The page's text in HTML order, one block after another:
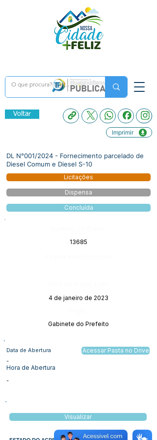
Voltar
Imprimir
DL N°001/2024 - Fornecimento parcelado de
Diesel Comum e Diesel S-10
Licitações
Dispensa
Concluída
13685
4 de janeiro de 2023
Gabinete do Prefeito
Data de Abertura
-
Hora de Abertura
-
Acessar Pasta no Drive
Visualizar